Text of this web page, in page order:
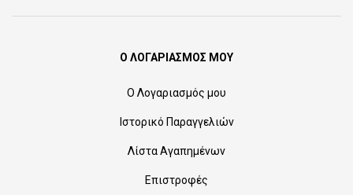
Ο ΛΟΓΑΡΙΑΣΜΟΣ ΜΟΥ
Ο Λογαριασμός μου
Ιστορικό Παραγγελιών
Λίστα Αγαπημένων
Επιστροφές